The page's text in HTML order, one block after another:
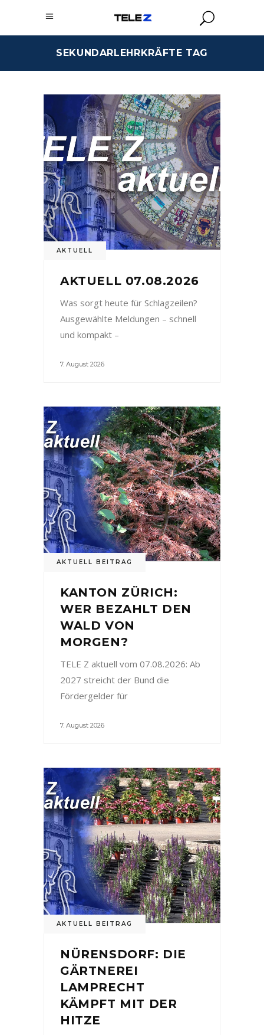
SEKUNDARLEHRKRÄFTE TAG
AKTUELL
AKTUELL 07.08.2026
Was sorgt heute für Schlagzeilen?
Ausgewählte Meldungen – schnell
und kompakt –
7. August 2026
AKTUELL BEITRAG
KANTON ZÜRICH:
WER BEZAHLT DEN
WALD VON
MORGEN?
TELE Z aktuell vom 07.08.2026: Ab
2027 streicht der Bund die
Fördergelder für
7. August 2026
AKTUELL BEITRAG
NÜRENSDORF: DIE
GÄRTNEREI
LAMPRECHT
KÄMPFT MIT DER
HITZE